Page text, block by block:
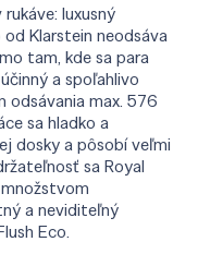
luxusný
Klarstein neodsáva
tam, kde sa para
a spoľahlivo
odsávania max. 576
sa hladko a
dosky a pôsobí veľmi
sa Royal
a neviditeľný
Eco.